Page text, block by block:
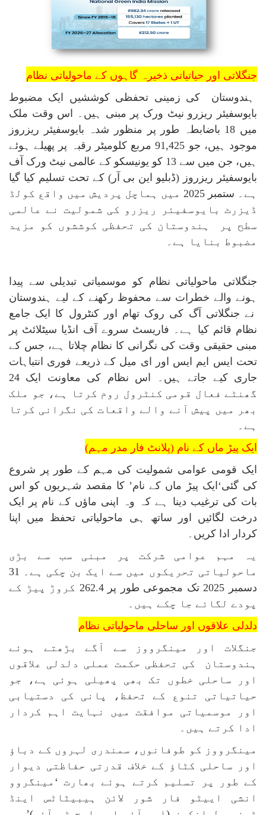
جنگلاتی اور حیاتیاتی ذخیرہ گاہوں کے ماحولیاتی نظام
ہندوستان کی زمینی تحفظی کوششیں ایک مضبوط
بایوسفیئر ریزرو نیٹ ورک پر مبنی ہیں۔ اس وقت ملک
میں 18 باضابطہ طور پر منظور شدہ بایوسفیئر ریزروز
موجود ہیں، جو 91,425 مربع کلومیٹر رقبہ پر پھیلے ہوئے
ہیں، جن میں سے 13 کو یونیسکو کے عالمی نیٹ ورک آف
بایوسفیئر ریزروز (ڈبلیو این بی آر) کے تحت تسلیم کیا گیا
ہے۔ ستمبر 2025 میں ہماچل پردیش میں واقع کولڈ
ڈیزرٹ بایوسفیئر ریزرو کی شمولیت نے عالمی
سطح پر ہندوستان کی تحفظی کوششوں کو مزید
مضبوط بنایا ہے۔
جنگلاتی ماحولیاتی نظام کو موسمیاتی تبدیلی سے پیدا
ہونے والے خطرات سے محفوظ رکھنے کے لیے ہندوستان
نے جنگلاتی آگ کی روک تھام اور کنٹرول کا ایک جامع
نظام قائم کیا ہے۔ فاریسٹ سروے آف انڈیا سیٹلائٹ پر
مبنی حقیقی وقت کی نگرانی کا نظام چلاتا ہے، جس کے
تحت ایس ایم ایس اور ای میل کے ذریعے فوری انتباہات
جاری کیے جاتے ہیں۔ اس نظام کی معاونت ایک 24
گھنٹے فعال قومی کنٹرول روم کرتا ہے، جو ملک
بھر میں پیش آنے والے واقعات کی نگرانی کرتا
ہے۔
ایک پیڑ ماں کے نام (پلانٹ فار مدر مہم)
ایک قومی عوامی شمولیت کی مہم کے طور پر شروع
کی گئی‘ایک پیڑ ماں کے نام’ کا مقصد شہریوں کو اس
بات کی ترغیب دینا ہے کہ وہ اپنی ماؤں کے نام پر ایک
درخت لگائیں اور ساتھ ہی ماحولیاتی تحفظ میں اپنا
کردار ادا کریں۔
یہ مہم عوامی شرکت پر مبنی سب سے بڑی
ماحولیاتی تحریکوں میں سے ایک بن چکی ہے۔ 31
دسمبر 2025 تک مجموعی طور پر 262.4 کروڑ پیڑ کے
پودے لگائے جا چکے ہیں۔
دلدلی علاقوں اور ساحلی ماحولیاتی نظام
جنگلات اور مینگرووز سے آگے بڑھتے ہوئے
ہندوستان کی تحفظی حکمت عملی دلدلی علاقوں
اور ساحلی خطوں تک بھی پھیلی ہوئی ہے، جو
حیاتیاتی تنوع کے تحفظ، پانی کی دستیابی
اور موسمیاتی موافقت میں نہایت اہم کردار
ادا کرتے ہیں۔
مینگرووز کو طوفانوں، سمندری لہروں کے دباؤ
اور ساحلی کٹاؤ کے خلاف قدرتی حفاظتی دیوار
کے طور پر تسلیم کرتے ہوئے بھارت ‘مینگروو
انشی اییٹو فار شور لائن ہیبیٹاٹس اینڈ